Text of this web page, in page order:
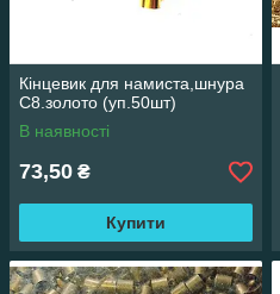
Кінцевик для намиста,шнура
С8.золото (уп.50шт)
В наявності
73,50 ₴
Купити